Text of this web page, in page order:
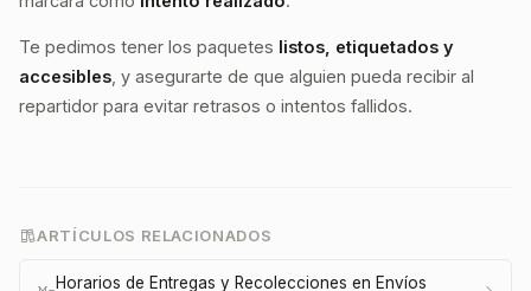
Te pedimos tener los paquetes listos, etiquetados y
accesibles , y asegurarte de que alguien pueda recibir al
repartidor para evitar retrasos o intentos fallidos.
ARTÍCULOS RELACIONADOS
Horarios de Entregas y Recolecciones en Envíos